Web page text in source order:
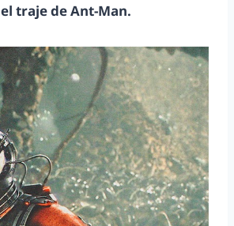
traje de Ant-Man.